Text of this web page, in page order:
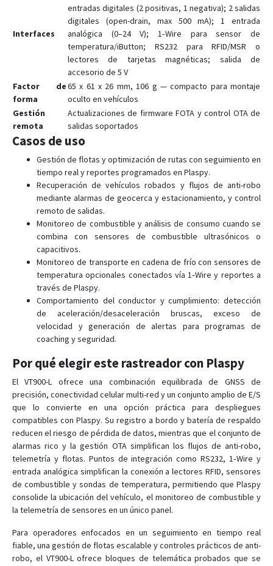
Interfaces
entradas digitales (2 positivas, 1 negativa); 2 salidas
digitales (open-drain, max 500 mA); 1 entrada
analógica (0–24 V); 1‑Wire para sensor de
temperatura/iButton; RS232 para RFID/MSR o
lectores de tarjetas magnéticas; salida de
accesorio de 5 V
Factor de
forma
65 x 61 x 26 mm, 106 g — compacto para montaje
oculto en vehículos
Gestión
remota
Actualizaciones de firmware FOTA y control OTA de
salidas soportados
Casos de uso
Gestión de flotas y optimización de rutas con seguimiento en
tiempo real y reportes programados en Plaspy.
Recuperación de vehículos robados y flujos de anti-robo
mediante alarmas de geocerca y estacionamiento, y control
remoto de salidas.
Monitoreo de combustible y análisis de consumo cuando se
combina con sensores de combustible ultrasónicos o
capacitivos.
Monitoreo de transporte en cadena de frío con sensores de
temperatura opcionales conectados vía 1‑Wire y reportes a
través de Plaspy.
Comportamiento del conductor y cumplimiento: detección
de aceleración/desaceleración bruscas, exceso de
velocidad y generación de alertas para programas de
coaching y seguridad.
Por qué elegir este rastreador con Plaspy
El VT900-L ofrece una combinación equilibrada de GNSS de
precisión, conectividad celular multi-red y un conjunto amplio de E/S
que lo convierte en una opción práctica para despliegues
compatibles con Plaspy. Su registro a bordo y batería de respaldo
reducen el riesgo de pérdida de datos, mientras que el conjunto de
alarmas rico y la gestión OTA simplifican los flujos de anti-robo,
telemetría y flotas. Puntos de integración como RS232, 1‑Wire y
entrada analógica simplifican la conexión a lectores RFID, sensores
de combustible y sondas de temperatura, permitiendo que Plaspy
consolide la ubicación del vehículo, el monitoreo de combustible y
la telemetría de sensores en un único panel.
Para operadores enfocados en un seguimiento en tiempo real
fiable, una gestión de flotas escalable y controles prácticos de anti-
robo, el VT900-L ofrece bloques de telemática probados que se